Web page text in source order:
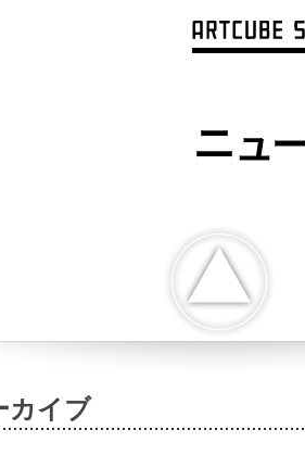
カイブ